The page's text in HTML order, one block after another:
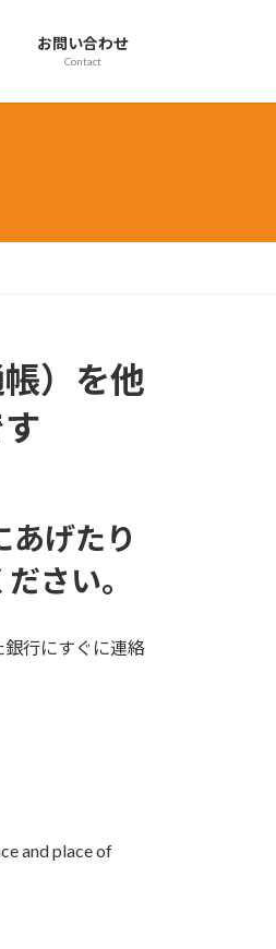
お問い合わせ
Contact
）を他
あげたり
さい。
行にすぐに連絡
and place of